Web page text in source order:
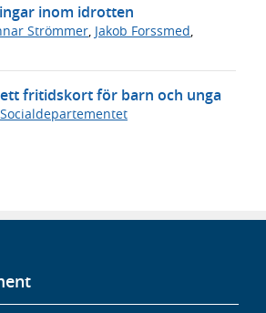
inom idrotten
Strömmer Jakob Forssmed
fritidskort för barn och unga
Socialdepartementet